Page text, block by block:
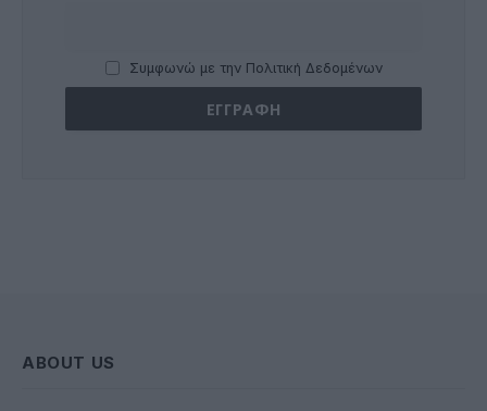
Συμφωνώ με την Πολιτική Δεδομένων
ABOUT US